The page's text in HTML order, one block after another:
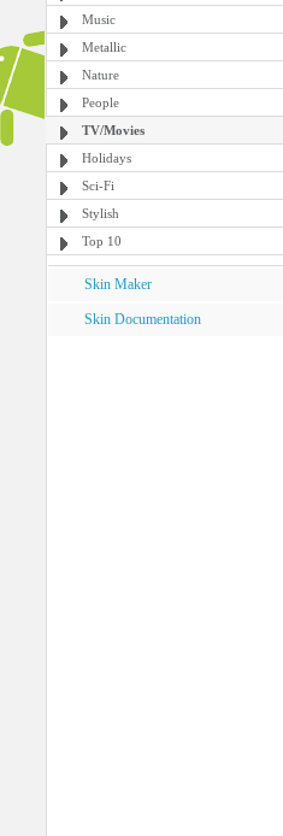
Music
Metallic
Nature
People
TV/Movies
Holidays
Sci-Fi
Stylish
Top 10
Skin Maker
Skin Documentation